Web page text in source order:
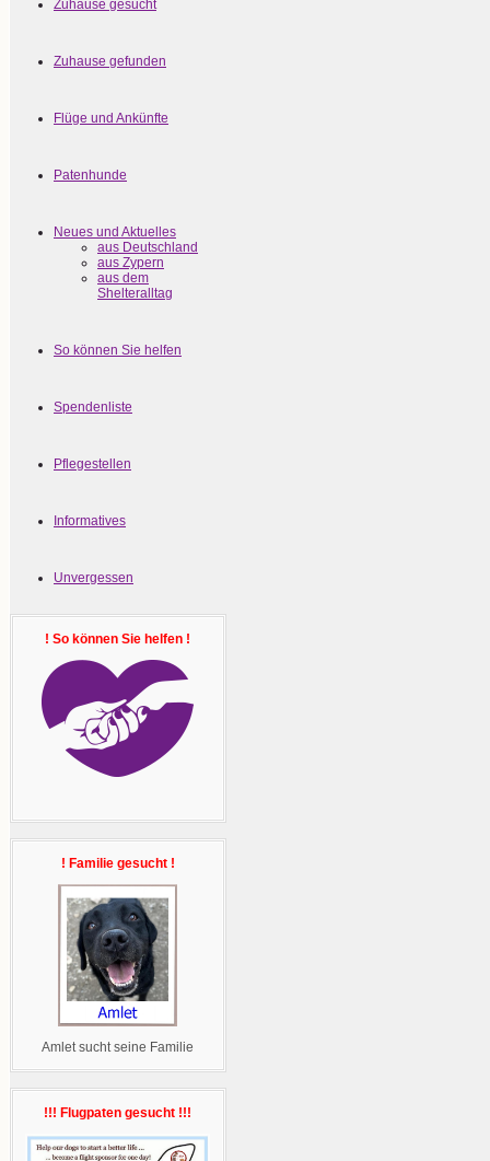
Zuhause gesucht
Zuhause gefunden
Flüge und Ankünfte
Patenhunde
Neues und Aktuelles
aus Deutschland
aus Zypern
aus dem
Shelteralltag
So können Sie helfen
Spendenliste
Pflegestellen
Informatives
Unvergessen
! So können Sie helfen !
! Familie gesucht !
Amlet sucht seine Familie
!!! Flugpaten gesucht !!!